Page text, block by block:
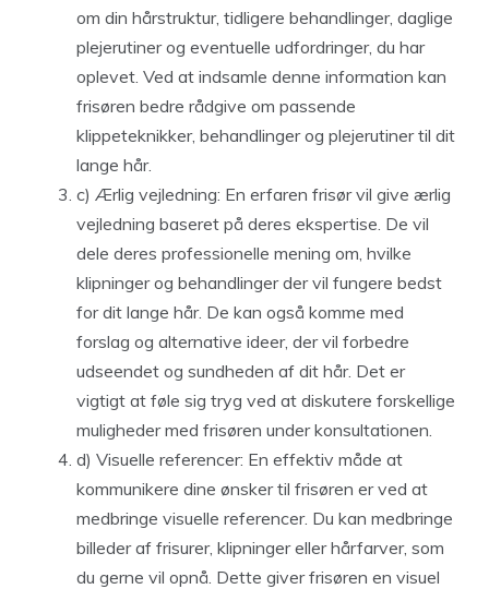
om din hårstruktur, tidligere behandlinger, daglige
plejerutiner og eventuelle udfordringer, du har
oplevet. Ved at indsamle denne information kan
frisøren bedre rådgive om passende
klippeteknikker, behandlinger og plejerutiner til dit
lange hår.
c) Ærlig vejledning: En erfaren frisør vil give ærlig
vejledning baseret på deres ekspertise. De vil
dele deres professionelle mening om, hvilke
klipninger og behandlinger der vil fungere bedst
for dit lange hår. De kan også komme med
forslag og alternative ideer, der vil forbedre
udseendet og sundheden af dit hår. Det er
vigtigt at føle sig tryg ved at diskutere forskellige
muligheder med frisøren under konsultationen.
d) Visuelle referencer: En effektiv måde at
kommunikere dine ønsker til frisøren er ved at
medbringe visuelle referencer. Du kan medbringe
billeder af frisurer, klipninger eller hårfarver, som
du gerne vil opnå. Dette giver frisøren en visuel